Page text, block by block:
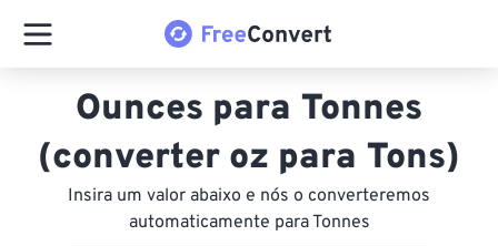
Ounces para Tonnes
(converter oz para Tons)
Insira um valor abaixo e nós o converteremos
automaticamente para Tonnes